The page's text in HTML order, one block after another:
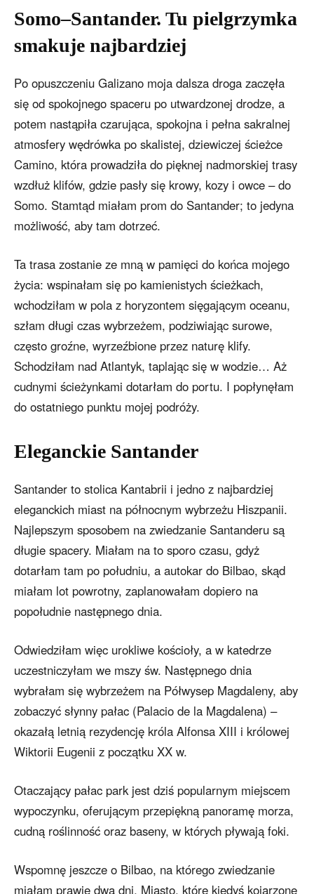
Somo–Santander. Tu pielgrzymka
smakuje najbardziej
Po opuszczeniu Galizano moja dalsza droga zaczęła
się od spokojnego spaceru po utwardzonej drodze, a
potem nastąpiła czarująca, spokojna i pełna sakralnej
atmosfery wędrówka po skalistej, dziewiczej ścieżce
Camino, która prowadziła do pięknej nadmorskiej trasy
wzdłuż klifów, gdzie pasły się krowy, kozy i owce – do
Somo. Stamtąd miałam prom do Santander; to jedyna
możliwość, aby tam dotrzeć.
Ta trasa zostanie ze mną w pamięci do końca mojego
życia: wspinałam się po kamienistych ścieżkach,
wchodziłam w pola z horyzontem sięgającym oceanu,
szłam długi czas wybrzeżem, podziwiając surowe,
często groźne, wyrzeźbione przez naturę klify.
Schodziłam nad Atlantyk, taplając się w wodzie… Aż
cudnymi ścieżynkami dotarłam do portu. I popłynęłam
do ostatniego punktu mojej podróży.
Eleganckie Santander
Santander to stolica Kantabrii i jedno z najbardziej
eleganckich miast na północnym wybrzeżu Hiszpanii.
Najlepszym sposobem na zwiedzanie Santanderu są
długie spacery. Miałam na to sporo czasu, gdyż
dotarłam tam po południu, a autokar do Bilbao, skąd
miałam lot powrotny, zaplanowałam dopiero na
popołudnie następnego dnia.
Odwiedziłam więc urokliwe kościoły, a w katedrze
uczestniczyłam we mszy św. Następnego dnia
wybrałam się wybrzeżem na Półwysep Magdaleny, aby
zobaczyć słynny pałac (Palacio de la Magdalena) –
okazałą letnią rezydencję króla Alfonsa XIII i królowej
Wiktorii Eugenii z początku XX w.
Otaczający pałac park jest dziś popularnym miejscem
wypoczynku, oferującym przepiękną panoramę morza,
cudną roślinność oraz baseny, w których pływają foki.
Wspomnę jeszcze o Bilbao, na którego zwiedzanie
miałam prawie dwa dni. Miasto, które kiedyś kojarzone